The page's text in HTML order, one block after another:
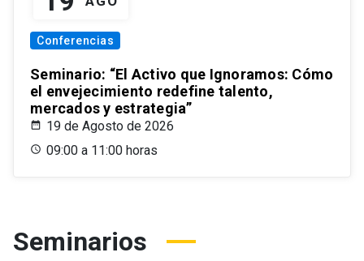
Conferencias
Seminario: “El Activo que Ignoramos: Cómo
el envejecimiento redefine talento,
mercados y estrategia”
19 de Agosto de 2026
09:00 a 11:00 horas
Seminarios